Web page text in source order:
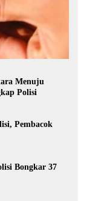
Menuju
Polisi
Pembacok
Bongkar 37